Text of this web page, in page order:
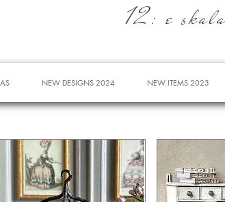
12: e
NEW DESIGNS 2024 NEW ITEMS 2023